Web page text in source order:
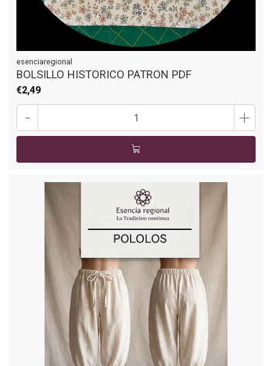
esenciaregional
BOLSILLO HISTORICO PATRON PDF
€2,49
- +